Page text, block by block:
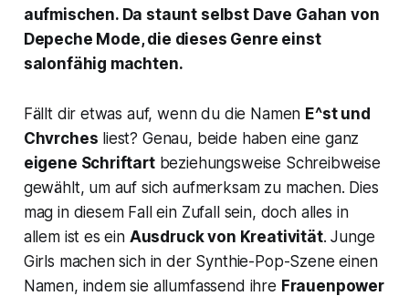
aufmischen. Da staunt selbst Dave Gahan von
Depeche Mode, die dieses Genre einst
salonfähig machten.
Fällt dir etwas auf, wenn du die Namen E^st und
Chvrches liest? Genau, beide haben eine ganz
eigene Schriftartbeziehungsweise Schreibweise
gewählt, um auf sich aufmerksam zu machen. Dies
mag in diesem Fall ein Zufall sein, doch alles in
allem ist es ein Ausdruck von Kreativität. Junge
Girls machen sich in der Synthie-Pop-Szene einen
Namen, indem sie allumfassend ihre Frauenpower